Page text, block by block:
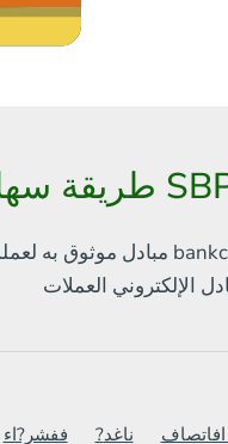
الإلكتروني
ففشر?اء ?ناغد